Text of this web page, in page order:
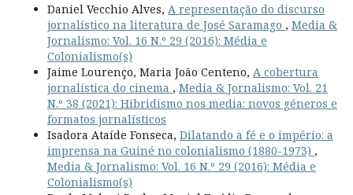
Daniel Vecchio Alves, A representação do discurso
jornalístico na literatura de José Saramago , Media &
Jornalismo: Vol. 16 N.º 29 (2016): Média e
Colonialismo(s)
Jaime Lourenço, Maria João Centeno, A cobertura
jornalística do cinema , Media & Jornalismo: Vol. 21
N.º 38 (2021): Hibridismo nos media: novos géneros e
formatos jornalísticos
Isadora Ataíde Fonseca, Dilatando a fé e o império: a
imprensa na Guiné no colonialismo (1880-1973) ,
Media & Jornalismo: Vol. 16 N.º 29 (2016): Média e
Colonialismo(s)